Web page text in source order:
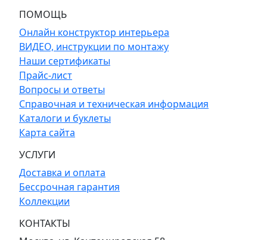
ПОМОЩЬ
Онлайн конструктор интерьера
ВИДЕО, инструкции по монтажу
Наши сертификаты
Прайс-лист
Вопросы и ответы
Справочная и техническая информация
Каталоги и буклеты
Карта сайта
УСЛУГИ
Доставка и оплата
Бессрочная гарантия
Коллекции
КОНТАКТЫ